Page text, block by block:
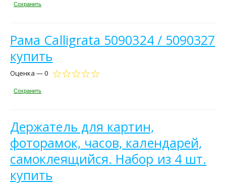
Сохранить
Рама Calligrata 5090324 / 5090327
купить
Оценка — 0
Сохранить
Держатель для картин,
фоторамок, часов, календарей,
самоклеящийся. Набор из 4 шт.
купить